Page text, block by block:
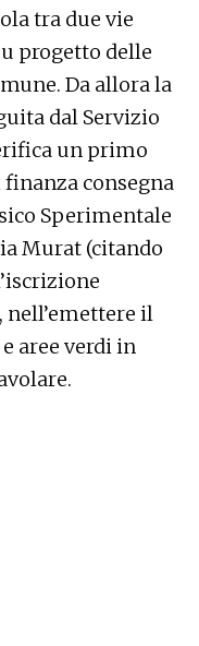
tra due vie
progetto delle
Da allora la
dal Servizio
un primo
finanza consegna
Sperimentale
Murat (citando
nell’emettere il
aree verdi in